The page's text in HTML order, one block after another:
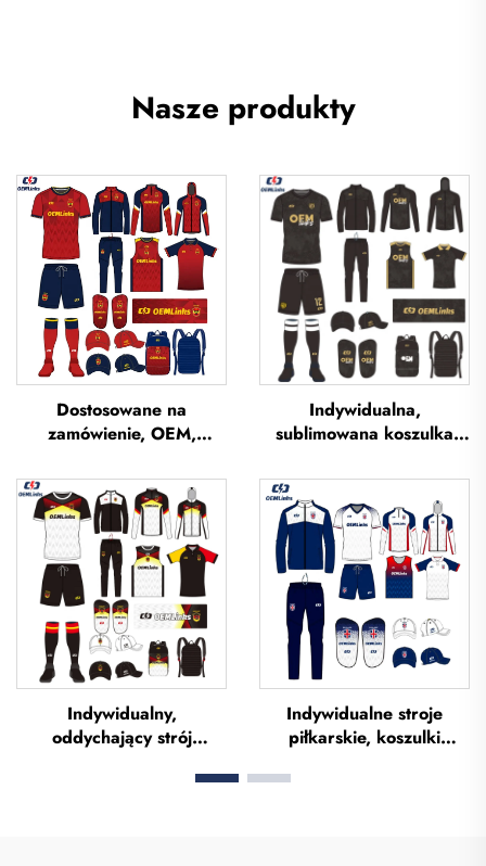
Nasze produkty
Dostosowane na
zamówienie, OEM,
piłkarskie z sublimacją,
koszulki drużynowe do
piłki nożnej, odzież
piłkarska, koszulki
futbolowe,
niestandardowe koszulki
piłkarskie
Indywidualna,
sublimowana koszulka
drużyny piłkarskiej,
koszulki piłkarskie,
uniform piłkarski,
koszulka piłkarska,
odzież piłkarska,
koszulka piłkarska
Indywidualny,
oddychający strój
Indywidualne stroje
piłkarskie, koszulki
jednolitych dla Tajlandii,